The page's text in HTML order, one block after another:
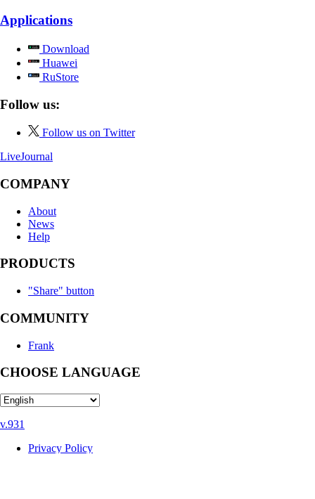
Applications
Download
Huawei
RuStore
Follow us:
Follow us on Twitter
LiveJournal
COMPANY
About
News
Help
PRODUCTS
"Share" button
COMMUNITY
Frank
CHOOSE LANGUAGE
v.931
Privacy Policy